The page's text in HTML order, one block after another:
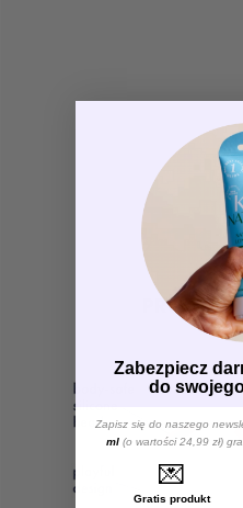
Zabezpiecz
do
Zapisz się do naszego
ml (o wartości 24,99 zł)
💌
Gratis produkt